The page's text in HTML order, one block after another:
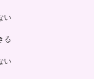
い
る
い